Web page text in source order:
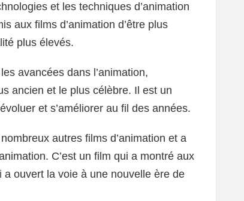
et les techniques d’animation
aux films d’animation d’être plus
plus élevés.
avancées dans l’animation,
ancien et le plus célèbre. Il est un
et s’améliorer au fil des années.
autres films d’animation et a
C’est un film qui a montré aux
a ouvert la voie à une nouvelle ère de